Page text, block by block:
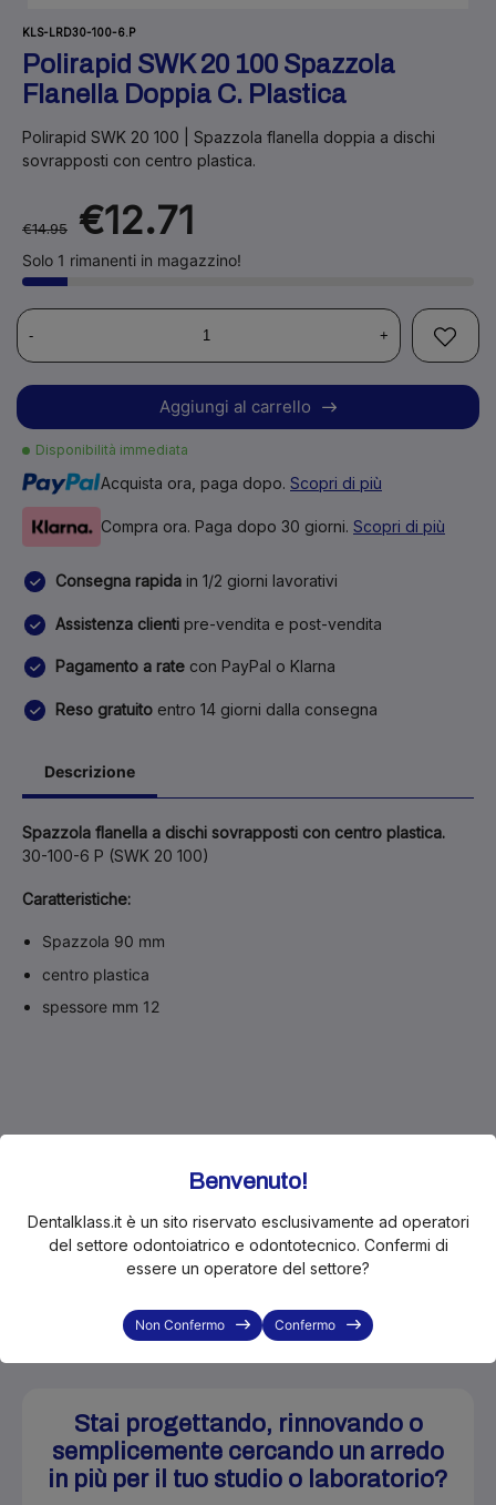
KLS-LRD30-100-6.P
Polirapid SWK 20 100 Spazzola
Flanella Doppia C. Plastica
Polirapid SWK 20 100 | Spazzola flanella doppia a dischi
sovrapposti con centro plastica.
€14.95 €12.71
Solo 1 rimanenti in magazzino!
- +
Aggiungi al carrello
Disponibilità immediata
Acquista ora, paga dopo. Scopri di più
Compra ora. Paga dopo 30 giorni. Scopri di più
Consegna rapida in 1/2 giorni lavorativi
Assistenza clienti pre-vendita e post-vendita
Pagamento a rate con PayPal o Klarna
Reso gratuito entro 14 giorni dalla consegna
Descrizione
Spazzola flanella a dischi sovrapposti con centro plastica.
30-100-6 P (SWK 20 100)
Caratteristiche:
Spazzola 90 mm
centro plastica
spessore mm 12
attivi e le spedizioni riprenderanno da lunedì 24
agosto.
Stai progettando, rinnovando o
semplicemente cercando un arredo
in più per il tuo studio o laboratorio?
Benvenuto!
Dentalklass.it è un sito riservato esclusivamente ad operatori
del settore odontoiatrico e odontotecnico. Confermi di
essere un operatore del settore?
Non Confermo Confermo